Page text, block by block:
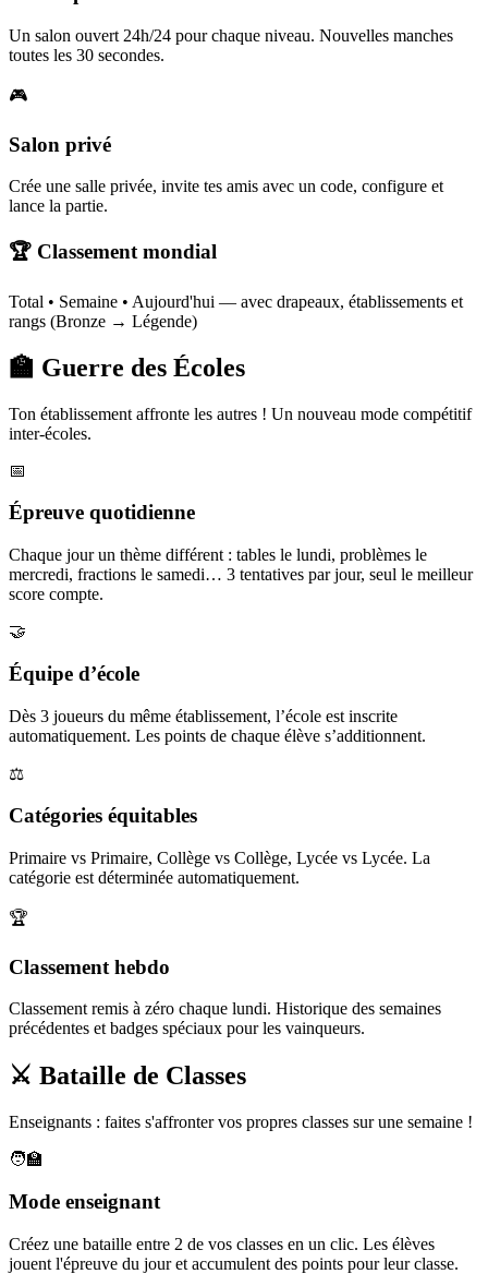
Un salon ouvert 24h/24 pour chaque niveau. Nouvelles manches
toutes les 30 secondes.
🎮
Salon privé
Crée une salle privée, invite tes amis avec un code, configure et
lance la partie.
🏆 Classement mondial
Total • Semaine • Aujourd'hui — avec drapeaux, établissements et
rangs (Bronze → Légende)
🏫 Guerre des Écoles
Ton établissement affronte les autres ! Un nouveau mode compétitif
inter-écoles.
📅
Épreuve quotidienne
Chaque jour un thème différent : tables le lundi, problèmes le
mercredi, fractions le samedi… 3 tentatives par jour, seul le meilleur
score compte.
🤝
Équipe d’école
Dès 3 joueurs du même établissement, l’école est inscrite
automatiquement. Les points de chaque élève s’additionnent.
⚖️
Catégories équitables
Primaire vs Primaire, Collège vs Collège, Lycée vs Lycée. La
catégorie est déterminée automatiquement.
🏆
Classement hebdo
Classement remis à zéro chaque lundi. Historique des semaines
précédentes et badges spéciaux pour les vainqueurs.
⚔️ Bataille de Classes
Enseignants : faites s'affronter vos propres classes sur une semaine !
🧑‍🏫
Mode enseignant
Créez une bataille entre 2 de vos classes en un clic. Les élèves
jouent l'épreuve du jour et accumulent des points pour leur classe.